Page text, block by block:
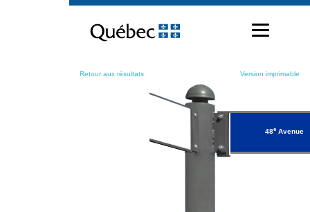
contenu
Retour aux résultats Version imprimable
48eAvenue